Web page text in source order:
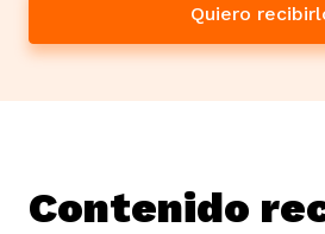
Quiero
Contenido